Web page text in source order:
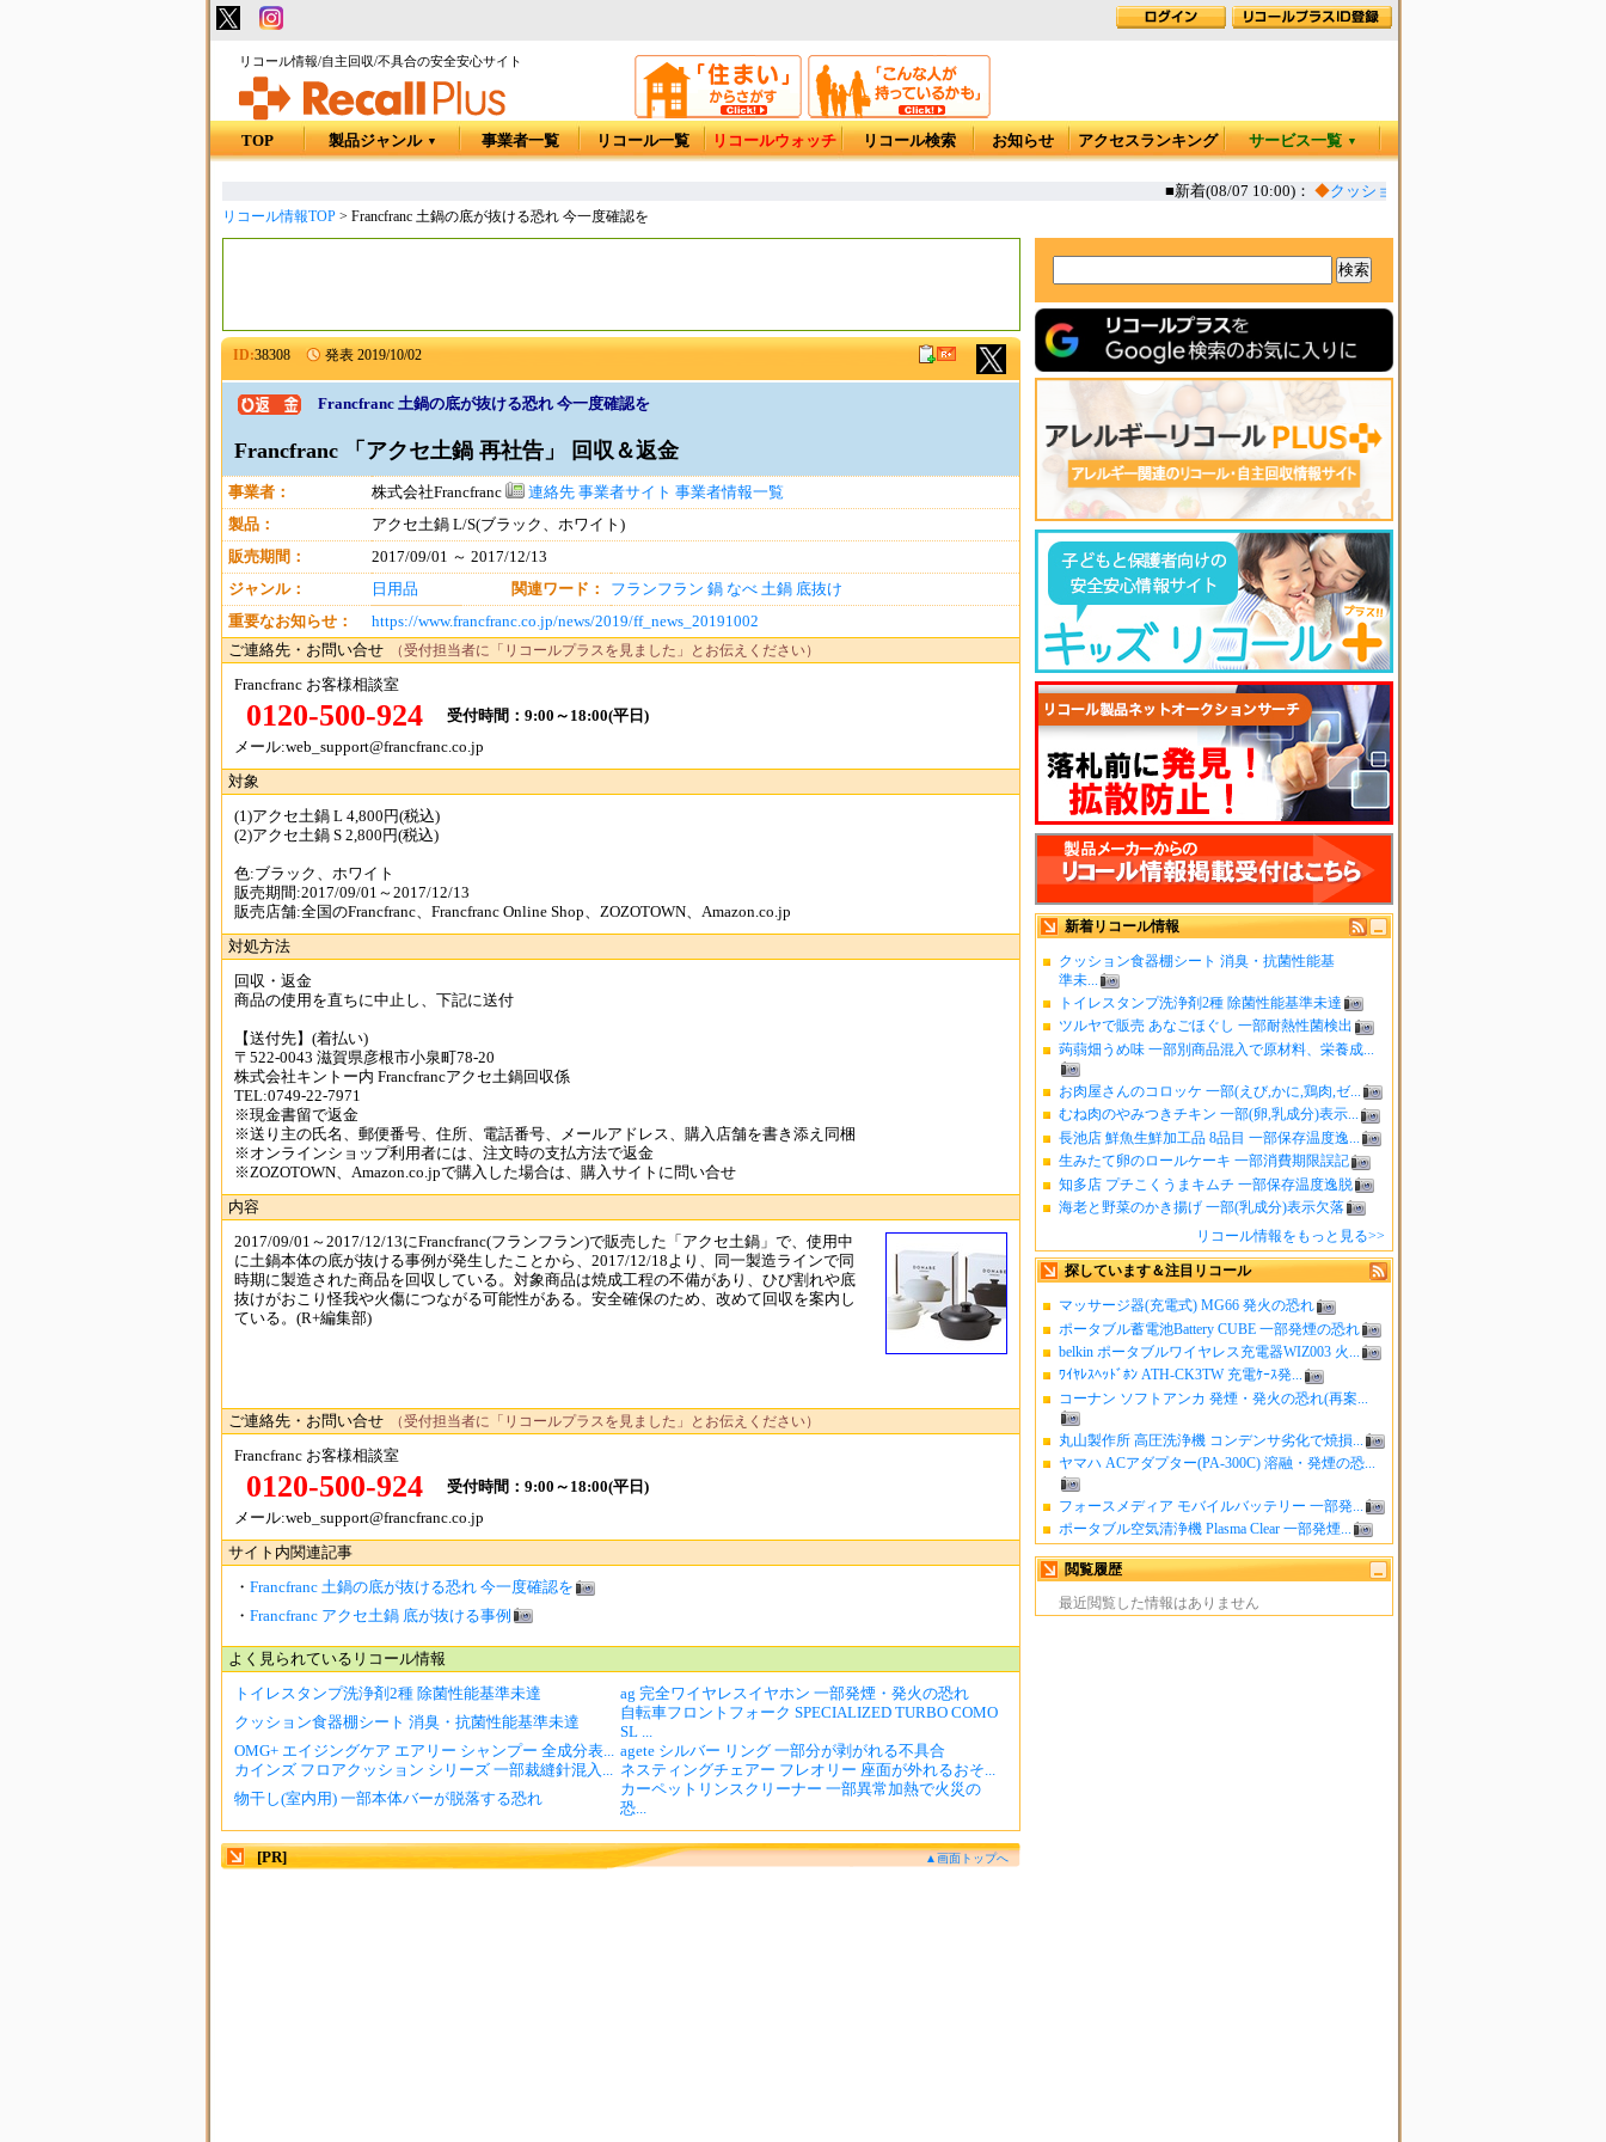
リコール情報/自主回収/不具合の安全安心サイト
TOP 製品ジャンル ▼ 事業者一覧 リコール一覧 リコールウォッチ リコール検索 お知らせ アクセスランキング サービス一覧 ▼
■新着(08/07 10:00)： ◆クッション食器棚シート 消臭・抗菌性能
リコール情報TOP> Francfranc 土鍋の底が抜ける恐れ 今一度確認を
新着リコール情報
クッション食器棚シート 消臭・抗菌性能基
準未...
トイレスタンプ洗浄剤2種 除菌性能基準未達
ツルヤで販売 あなごほぐし 一部耐熱性菌検出
蒟蒻畑うめ味 一部別商品混入で原材料、栄養成...
お肉屋さんのコロッケ 一部(えび,かに,鶏肉,ゼ...
むね肉のやみつきチキン 一部(卵,乳成分)表示...
長池店 鮮魚生鮮加工品 8品目 一部保存温度逸...
生みたて卵のロールケーキ 一部消費期限誤記
知多店 プチこくうまキムチ 一部保存温度逸脱
海老と野菜のかき揚げ 一部(乳成分)表示欠落
リコール情報をもっと見る>>
探しています＆注目リコール
マッサージ器(充電式) MG66 発火の恐れ
ポータブル蓄電池Battery CUBE 一部発煙の恐れ
belkin ポータブルワイヤレス充電器WIZ003 火...
ﾜｲﾔﾚｽﾍｯﾄﾞﾎﾝ ATH-CK3TW 充電ｹｰｽ発...
コーナン ソフトアンカ 発煙・発火の恐れ(再案...
丸山製作所 高圧洗浄機 コンデンサ劣化で焼損...
ヤマハ ACアダプター(PA-300C) 溶融・発煙の恐...
フォースメディア モバイルバッテリー 一部発...
ポータブル空気清浄機 Plasma Clear 一部発煙...
閲覧履歴
最近閲覧した情報はありません
ID:38308 発表 2019/10/02
Francfranc 土鍋の底が抜ける恐れ 今一度確認を
Francfranc 「アクセ土鍋 再社告」 回収＆返金
事業者： 株式会社Francfranc 連絡先 事業者サイト 事業者情報一覧
製品：
アクセ土鍋 L/S(ブラック、ホワイト)
販売期間：
2017/09/01 ～ 2017/12/13
ジャンル：
日用品 関連ワード： フランフラン 鍋 なべ 土鍋 底抜け
重要なお知らせ：
https://www.francfranc.co.jp/news/2019/ff_news_20191002
ご連絡先・お問い合せ
（受付担当者に「リコールプラスを見ました」とお伝えください）
Francfranc お客様相談室
0120-500-924
受付時間：9:00～18:00(平日)
メール:web_support@francfranc.co.jp
対象
(1)アクセ土鍋 L 4,800円(税込)
(2)アクセ土鍋 S 2,800円(税込)
色:ブラック、ホワイト
販売期間:2017/09/01～2017/12/13
販売店舗:全国のFrancfranc、Francfranc Online Shop、ZOZOTOWN、Amazon.co.jp
対処方法
回収・返金
商品の使用を直ちに中止し、下記に送付
【送付先】(着払い)
〒522-0043 滋賀県彦根市小泉町78-20
株式会社キントー内 Francfrancアクセ土鍋回収係
TEL:0749-22-7971
※現金書留で返金
※送り主の氏名、郵便番号、住所、電話番号、メールアドレス、購入店舗を書き添え同梱
※オンラインショップ利用者には、注文時の支払方法で返金
※ZOZOTOWN、Amazon.co.jpで購入した場合は、購入サイトに問い合せ
内容
2017/09/01～2017/12/13にFrancfranc(フランフラン)で販売した「アクセ土鍋」で、使用中
に土鍋本体の底が抜ける事例が発生したことから、2017/12/18より、同一製造ラインで同
時期に製造された商品を回収している。対象商品は焼成工程の不備があり、ひび割れや底
抜けがおこり怪我や火傷につながる可能性がある。安全確保のため、改めて回収を案内し
ている。(R+編集部)
ご連絡先・お問い合せ （受付担当者に「リコールプラスを見ました」とお伝えください）
Francfranc お客様相談室
0120-500-924
受付時間：9:00～18:00(平日)
メール:web_support@francfranc.co.jp
サイト内関連記事
・ Francfranc 土鍋の底が抜ける恐れ 今一度確認を
・ Francfranc アクセ土鍋 底が抜ける事例
よく見られているリコール情報
トイレスタンプ洗浄剤2種 除菌性能基準未達
ag 完全ワイヤレスイヤホン 一部発煙・発火の恐れ
クッション食器棚シート 消臭・抗菌性能基準未達
自転車フロントフォーク SPECIALIZED TURBO COMO
SL ...
OMG+ エイジングケア エアリー シャンプー 全成分表... agete シルバー リング 一部分が剥がれる不具合
カインズ フロアクッション シリーズ 一部裁縫針混入... ネスティングチェアー フレオリー 座面が外れるおそ...
物干し(室内用) 一部本体バーが脱落する恐れ
カーペットリンスクリーナー 一部異常加熱で火災の
恐...
[PR] ▲画面トップへ